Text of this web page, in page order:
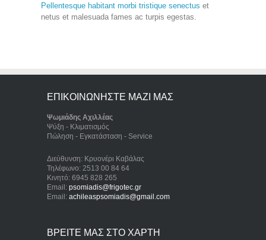
Pellentesque habitant morbi tristique senectus et
netus et malesuada fames ac turpis egestas.
ΕΠΙΚΟΙΝΩΝΗΣΤΕ ΜΑΖΙ ΜΑΣ
Ψωμιάδης Αχιλλέας
Ψύξη - Κλιματισμός
Πώληση - Εγκατάσταση - Service
Διεύθυνση: Κρυονέρι Καβάλας
Τηλέφωνο: 2513 00 84 64
Κινητό: 6945 828 265
Email: psomiadis@frigotec.gr
Email: achileaspsomiadis@gmail.com
ΒΡΕΙΤΕ ΜΑΣ ΣΤΟ ΧΑΡΤΗ